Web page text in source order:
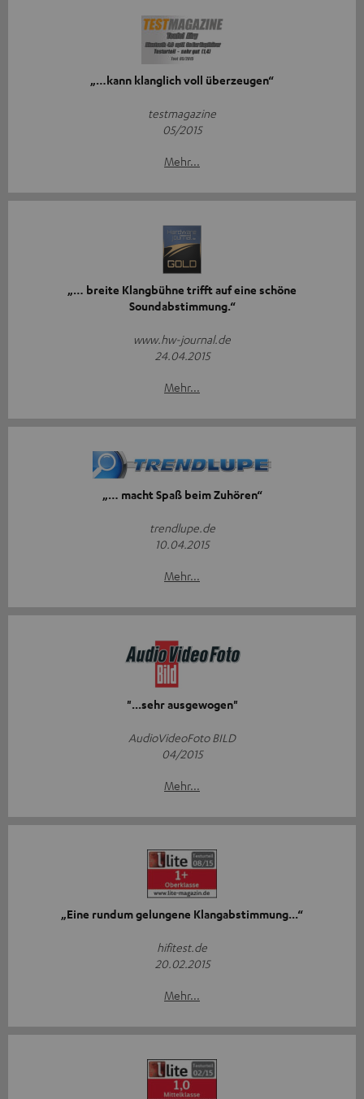
„…kann klanglich voll überzeugen“
testmagazine
05/2015
Mehr...
„… breite Klangbühne trifft auf eine schöne
Soundabstimmung.“
www.hw-journal.de
24.04.2015
Mehr...
„… macht Spaß beim Zuhören“
trendlupe.de
10.04.2015
Mehr...
"...sehr ausgewogen"
AudioVideoFoto BILD
04/2015
Mehr...
„Eine rundum gelungene Klangabstimmung...“
hifitest.de
20.02.2015
Mehr...